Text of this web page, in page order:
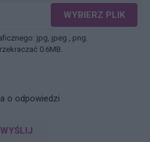
WYBIERZ PLIK
jpg, jpeg , png.
0.6MB.
o odpowiedzi
WYŚLIJ